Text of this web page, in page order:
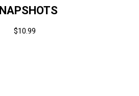
$10.99